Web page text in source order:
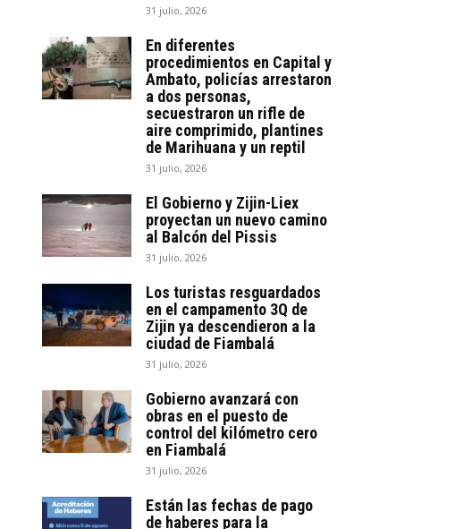
31 julio, 2026
En diferentes
procedimientos en Capital y
Ambato, policías arrestaron
a dos personas,
secuestraron un rifle de
aire comprimido, plantines
de Marihuana y un reptil
31 julio, 2026
El Gobierno y Zijin-Liex
proyectan un nuevo camino
al Balcón del Pissis
31 julio, 2026
Los turistas resguardados
en el campamento 3Q de
Zijin ya descendieron a la
ciudad de Fiambalá
31 julio, 2026
Gobierno avanzará con
obras en el puesto de
control del kilómetro cero
en Fiambalá
31 julio, 2026
Están las fechas de pago
de haberes para la